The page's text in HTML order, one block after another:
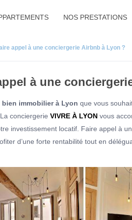
NOS PRESTATIONS
appel à une conciergerie Airbnb à Lyon ?
à une
bien immobilier à Lyon que vous
conciergerie VIVRE À LYON vous
investissement locatif. Faire appel à
d’une forte rentabilité tout en